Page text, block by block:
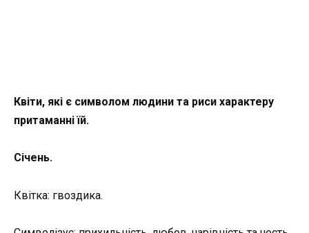
Квіти, які є символом людини та риси характеру
притаманні їй.
Січень.
Квітка: гвоздика.